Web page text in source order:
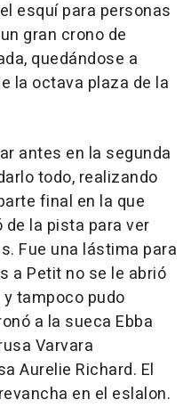
esquí para personas
gran crono de
quedándose a
la octava plaza de la
antes en la segunda
todo, realizando
final en la que
la pista para ver
Fue una lástima para
a Petit no se le abrió
tampoco pudo
a la sueca Ebba
Varvara
Aurelie Richard. El
en el eslalon.